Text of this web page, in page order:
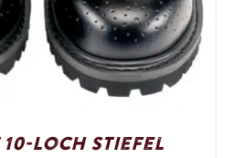
Loch Stiefel